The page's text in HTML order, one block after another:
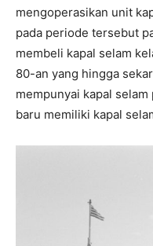
mengoperasikan unit
pada periode tersebut
membeli kapal selam
80-an yang hingga
mempunyai kapal
baru memiliki kapal